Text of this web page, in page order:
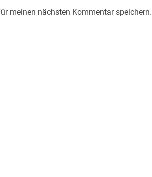
meinen nächsten Kommentar speichern.